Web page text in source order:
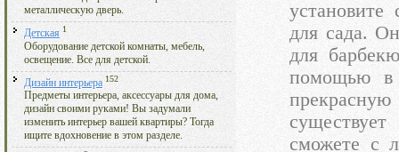
металлическую дверь.
Детская 1
Оборудование детской комнаты, мебель,
освещение. Все для детской.
Дизайн интерьера 152
Предметы интерьера, аксессуары для дома,
дизайн своими руками! Вы задумали
изменить интерьер вашей квартиры? Тогда
ищите вдохновение в этом разделе.
для сада.
для
помощью в
сможете с